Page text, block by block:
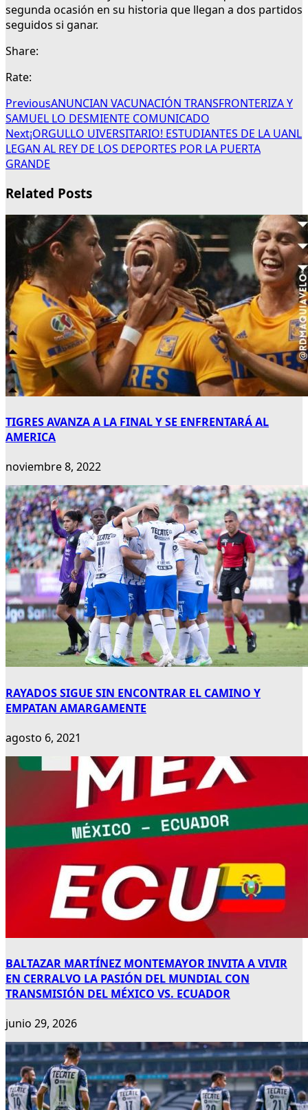
segunda ocasión en su historia que llegan a dos partidos
seguidos si ganar.
Share:
Rate:
PreviousANUNCIAN VACUNACIÓN TRANSFRONTERIZA Y
SAMUEL LO DESMIENTE COMUNICADO
Next¡ORGULLO UIVERSITARIO! ESTUDIANTES DE LA UANL
LEGAN AL REY DE LOS DEPORTES POR LA PUERTA
GRANDE
Related Posts
TIGRES AVANZA A LA FINAL Y SE ENFRENTARÁ AL
AMERICA
noviembre 8, 2022
RAYADOS SIGUE SIN ENCONTRAR EL CAMINO Y
EMPATAN AMARGAMENTE
agosto 6, 2021
BALTAZAR MARTÍNEZ MONTEMAYOR INVITA A VIVIR
EN CERRALVO LA PASIÓN DEL MUNDIAL CON
TRANSMISIÓN DEL MÉXICO VS. ECUADOR
junio 29, 2026